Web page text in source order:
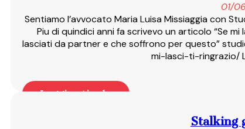
01/
Sentiamo l’avvocato Maria Luisa Missiaggia con
Piu di quindici anni fa scrivevo un articolo “Se
lasciati da partner e che soffrono per questo”
mi-lasci-ti-ringrazio/
Leggi articolo
Stalking